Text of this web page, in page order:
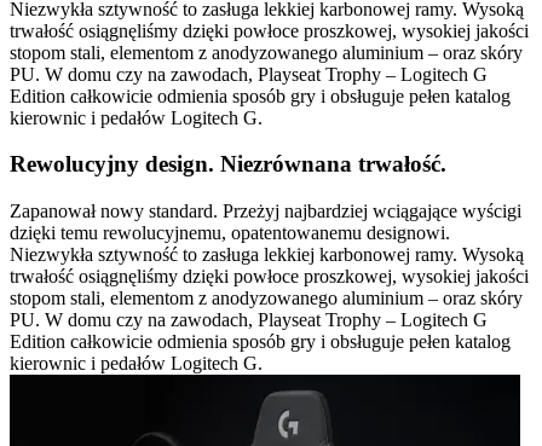
Niezwykła sztywność to zasługa lekkiej karbonowej ramy. Wysoką
trwałość osiągnęliśmy dzięki powłoce proszkowej, wysokiej jakości
stopom stali, elementom z anodyzowanego aluminium – oraz skóry
PU. W domu czy na zawodach, Playseat Trophy – Logitech G
Edition całkowicie odmienia sposób gry i obsługuje pełen katalog
kierownic i pedałów Logitech G.
Rewolucyjny design. Niezrównana trwałość.
Zapanował nowy standard. Przeżyj najbardziej wciągające wyścigi
dzięki temu rewolucyjnemu, opatentowanemu designowi.
Niezwykła sztywność to zasługa lekkiej karbonowej ramy. Wysoką
trwałość osiągnęliśmy dzięki powłoce proszkowej, wysokiej jakości
stopom stali, elementom z anodyzowanego aluminium – oraz skóry
PU. W domu czy na zawodach, Playseat Trophy – Logitech G
Edition całkowicie odmienia sposób gry i obsługuje pełen katalog
kierownic i pedałów Logitech G.